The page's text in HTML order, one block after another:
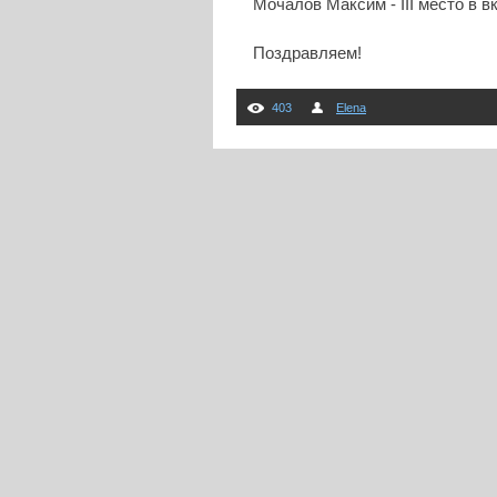
Мочалов Максим - III место в вк
Поздравляем!
403 Elena